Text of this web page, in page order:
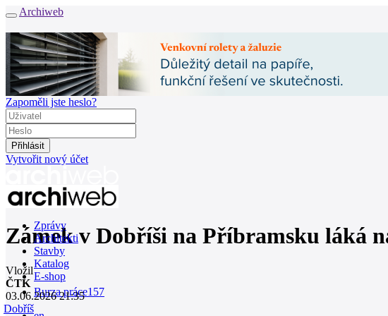
Archiweb
Zapoměli jste heslo?
Vytvořit nový účet
Zprávy
Architekti
Stavby
Katalog
E-shop
Burza práce157
Zámek v Dobříši na Příbramsku láká
Vložil
ČTK
03.06.2026 21:35
Dobříš